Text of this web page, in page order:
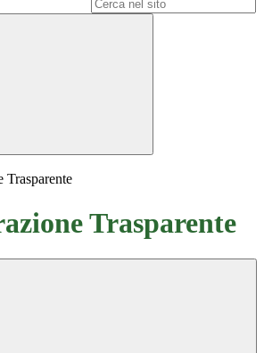
Trasparente
Trasparente